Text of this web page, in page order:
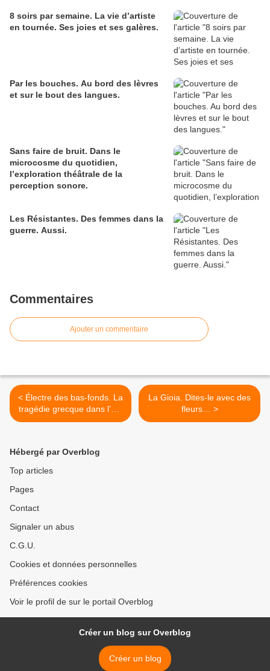
8 soirs par semaine. La vie d’artiste
en tournée. Ses joies et ses galères.
Par les bouches. Au bord des lèvres
et sur le bout des langues.
Sans faire de bruit. Dans le
microcosme du quotidien,
l’exploration théâtrale de la
perception sonore.
Les Résistantes. Des femmes dans la
guerre. Aussi.
Commentaires
Ajouter un commentaire
< Électre des bas-fonds. La
tragédie grecque dans l’œil
du cyclone contemporain
La Gioia. Dites-le avec des
fleurs… >
Hébergé par Overblog
Top articles
Pages
Contact
Signaler un abus
C.G.U.
Cookies et données personnelles
Préférences cookies
Voir le profil de sur le portail Overblog
Créer un blog sur Overblog
Créer un blog